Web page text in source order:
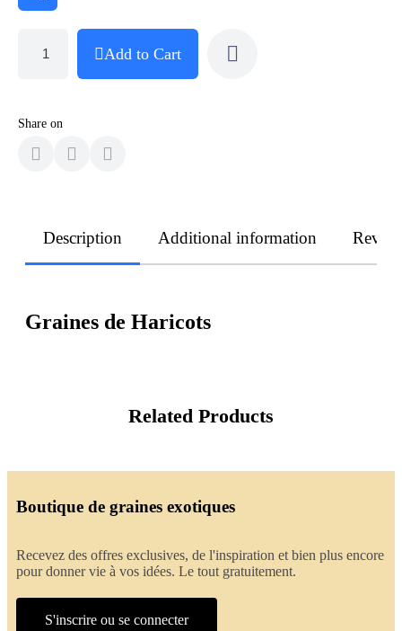
Add to Cart
Share on
Description Additional information
Graines de Haricots
Related Products
Boutique de graines exotiques
Recevez des offres exclusives, de l'inspiration et bien plus encore
pour donner vie à vos idées. Le tout gratuitement.
S'inscrire ou se connecter